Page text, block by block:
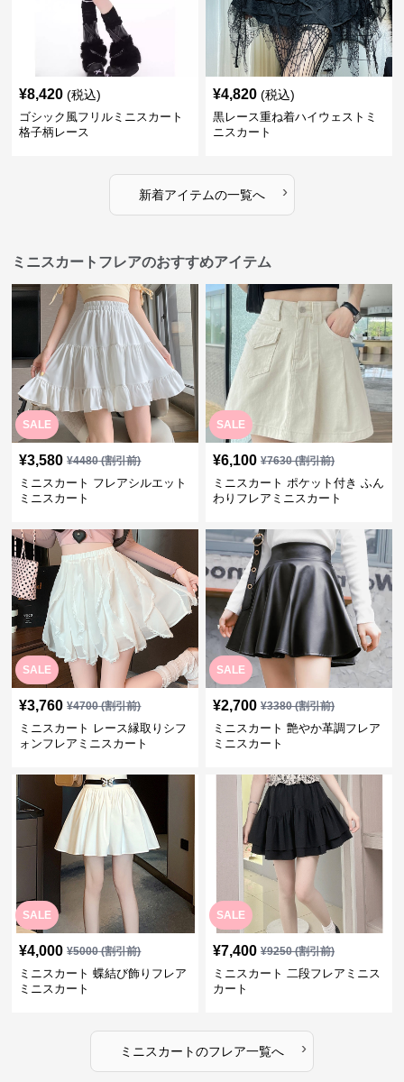
¥8,420 (税込)
ゴシック風フリルミニスカート
格子柄レース
¥4,820 (税込)
黒レース重ね着ハイウェストミ
ニスカート
新着アイテムの一覧へ ›
ミニスカートフレアのおすすめアイテム
SALE
¥3,580 ¥4480(割引前)
ミニスカート フレアシルエット
ミニスカート
SALE
¥6,100 ¥7630(割引前)
ミニスカート ポケット付き ふん
わりフレアミニスカート
SALE
¥3,760 ¥4700(割引前)
ミニスカート レース縁取りシフ
ォンフレアミニスカート
SALE
¥2,700 ¥3380(割引前)
ミニスカート 艶やか革調フレア
ミニスカート
SALE
¥4,000 ¥5000(割引前)
ミニスカート 蝶結び飾りフレア
ミニスカート
SALE
¥7,400 ¥9250(割引前)
ミニスカート 二段フレアミニス
カート
ミニスカートのフレア一覧へ ›